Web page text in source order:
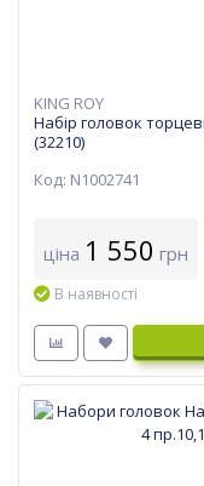
KING ROY
Набір головок
(32210)
Код: N1002741
ціна 1 550 грн
В наявності